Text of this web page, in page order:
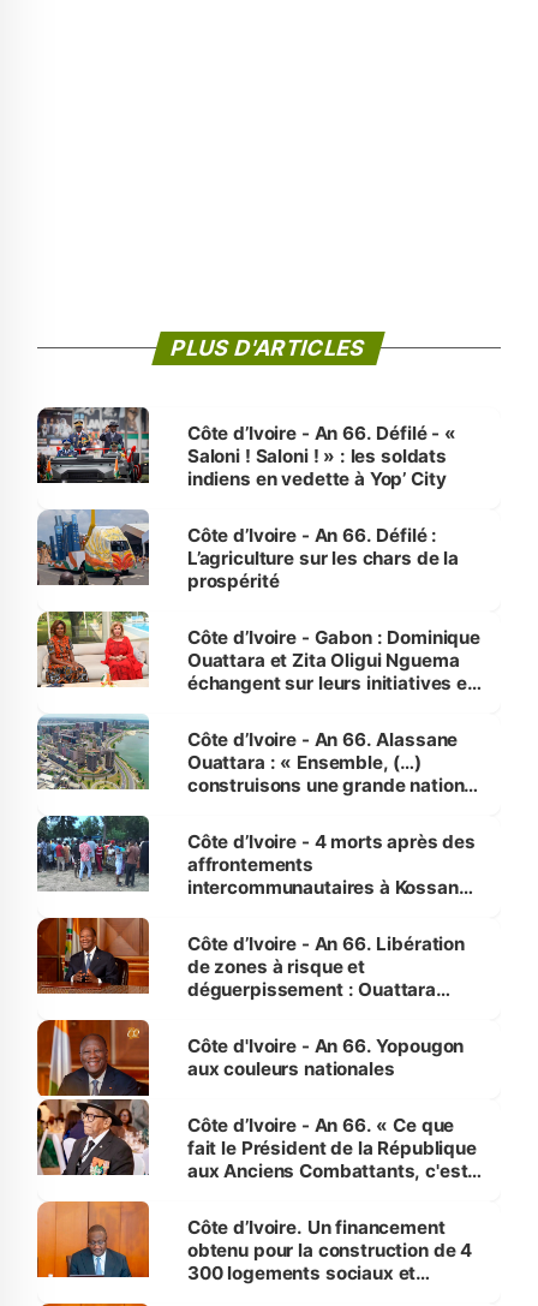
PLUS D'ARTICLES
Côte d’Ivoire - An 66. Défilé - «
Saloni ! Saloni ! » : les soldats
indiens en vedette à Yop’ City
Côte d’Ivoire - An 66. Défilé :
L’agriculture sur les chars de la
prospérité
Côte d’Ivoire - Gabon : Dominique
Ouattara et Zita Oligui Nguema
échangent sur leurs initiatives en
enfants
Côte d’Ivoire - An 66. Alassane
Ouattara : « Ensemble, (…)
construisons une grande nation
générations futures »
Côte d’Ivoire - 4 morts après des
affrontements
intercommunautaires à Kossandji
milieu des sinistrés
Côte d’Ivoire - An 66. Libération
de zones à risque et
déguerpissement : Ouattara
l'Etat de droit pour préserver les
vies humaines »
Côte d'Ivoire - An 66. Yopougon
aux couleurs nationales
Côte d’Ivoire - An 66. « Ce que
fait le Président de la République
aux Anciens Combattants, c'est
Côte d’Ivoire. Un financement
obtenu pour la construction de 4
300 logements sociaux et